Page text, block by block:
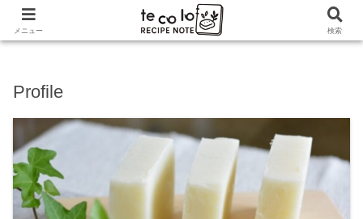
ホーム
Profile
メニュー 検索